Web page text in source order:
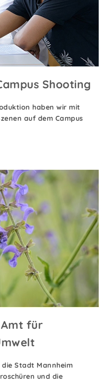
Shooting
haben wir mit
auf dem Campus
für
die Stadt Mannheim
und die